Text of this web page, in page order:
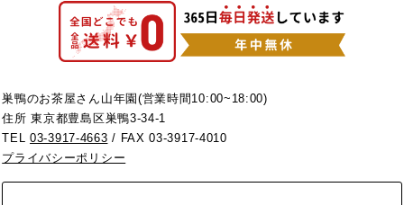
巣鴨のお茶屋さん山年園(営業時間10:00~18:00)
住所 東京都豊島区巣鴨3-34-1
TEL03-3917-4663 / FAX 03-3917-4010
プライバシーポリシー